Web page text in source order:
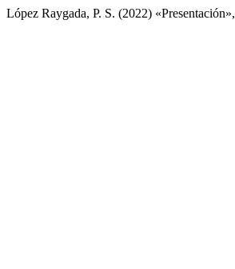
López Raygada, P. S. (2022) «Presentación»,